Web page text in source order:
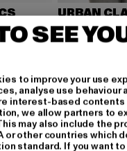
EUR
Kampanjahinta: 29,99 EUR
URBAN
Athletic
31,99 EUR
Ajankohtainen
49,99
-40%
SEE
to improve your use
analyse use behaviour
interest-based contents
we allow partners to
may also include the
or other countries which
standard. If you want